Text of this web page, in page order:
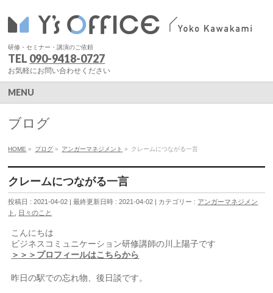
研修・セミナー・講演のご依頼
TEL 090-9418-0727
お気軽にお問い合わせください
MENU
ブログ
HOME » ブログ » アンガーマネジメント » クレームにつながる一言
クレームにつながる一言
投稿日 : 2021-04-02 最終更新日時 : 2021-04-02 カテゴリー : アンガーマネジメン
ト
日々のこと
こんにちは
ビジネスコミュニケーション研修講師の川上陽子です
＞＞＞プロフィールはこちらから
昨日の駅での忘れ物、後日談です。